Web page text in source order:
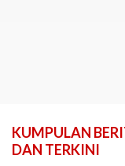
KUMPULAN
DAN TERKINI